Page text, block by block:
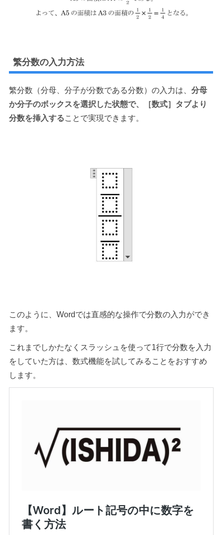
繁分数の入力方法
繁分数（分母、分子が分数である分数）の入力は、 分母
か分子のボックスを選択した状態で、［数式］タブより
分数を挿入することで実現できます。
このように、Wordでは直感的な操作で分数の入力ができ
ます。
これまでしかたなくスラッシュを使って1行で分数を入力
をしていた方は、数式機能を試してみることをおすすめ
します。